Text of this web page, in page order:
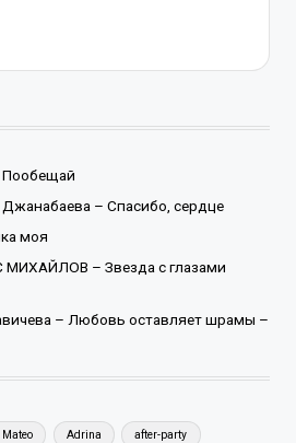
Пообещай
– Спасибо, сердце
моя
– Звезда с глазами
– Любовь оставляет шрамы –
Adrina after-party